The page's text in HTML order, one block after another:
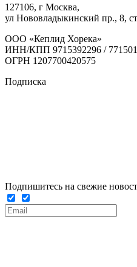
127106, г Москва,
ул Нововладыкинский пр., 8,
ООО «Кеплид Хорека»
ИНН/КПП 9715392296 /
ОГРН 1207700420575
Подписка
Подпишитесь на свежие